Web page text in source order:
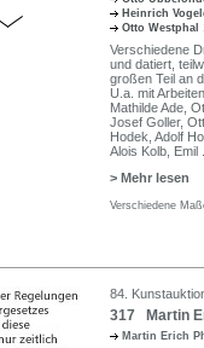
Heinrich
Otto Westphal
Verschiedene
und datiert,
großen Teil an
U.a. mit
Mathilde Ade,
Josef Goller,
Hodek, Adolf
Alois Kolb, Emil
> Mehr lesen
Verschiedene
84.
317 Martin
Martin Erich